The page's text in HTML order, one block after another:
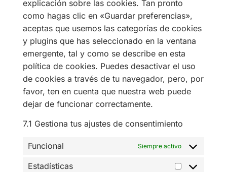
explicación sobre las cookies. Tan pronto
como hagas clic en «Guardar preferencias»,
aceptas que usemos las categorías de cookies
y plugins que has seleccionado en la ventana
emergente, tal y como se describe en esta
política de cookies. Puedes desactivar el uso
de cookies a través de tu navegador, pero, por
favor, ten en cuenta que nuestra web puede
dejar de funcionar correctamente.
7.1 Gestiona tus ajustes de consentimiento
Funcional Siempre activo
Estadísticas